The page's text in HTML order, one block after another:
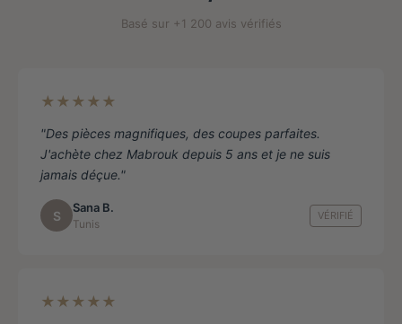
Basé sur +1 200 avis vérifiés
★★★★★
"Des pièces magnifiques, des coupes parfaites.
J'achète chez Mabrouk depuis 5 ans et je ne suis
jamais déçue."
S
Sana B.
Tunis
VÉRIFIÉ
★★★★★